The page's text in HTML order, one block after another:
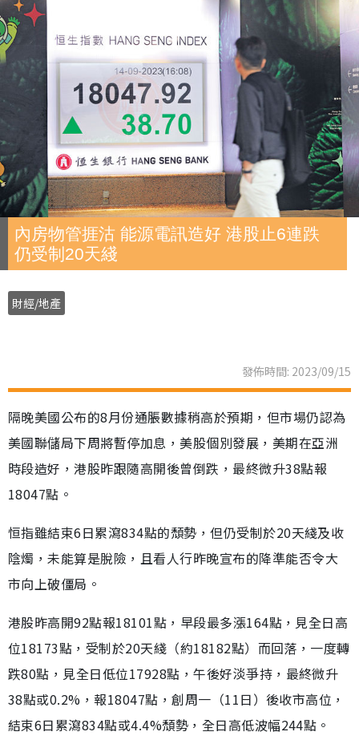
內房物管捱沽 能源電訊造好 港股止6連跌
仍受制20天綫
財經/地產
發佈時間: 2023/09/15
隔晚美國公布的8月份通脹數據稍高於預期，但市場仍認為
美國聯儲局下周將暫停加息，美股個別發展，美期在亞洲
時段造好，港股昨跟隨高開後曾倒跌，最終微升38點報
18047點。
恒指雖結束6日累瀉834點的頹勢，但仍受制於20天綫及收
陰燭，未能算是脫險，且看人行昨晚宣布的降準能否令大
市向上破僵局。
港股昨高開92點報18101點，早段最多漲164點，見全日高
位18173點，受制於20天綫（約18182點）而回落，一度轉
跌80點，見全日低位17928點，午後好淡爭持，最終微升
38點或0.2%，報18047點，創周一（11日）後收市高位，
結束6日累瀉834點或4.4%頹勢，全日高低波幅244點。